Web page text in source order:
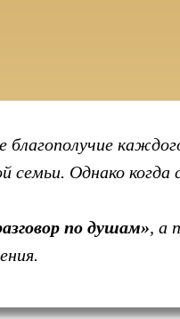
Однако когда
по душам», а